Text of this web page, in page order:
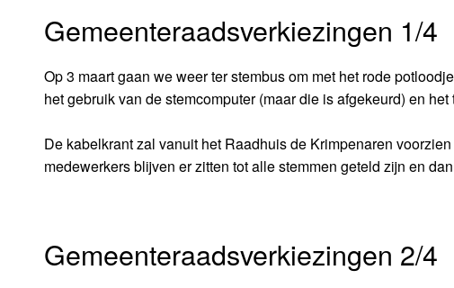
Gemeenteraadsverkiezingen 1/4
Op 3 maart gaan we weer ter stembus om met het rode
het gebruik van de stemcomputer (maar die is afgekeurd) en
De kabelkrant zal vanuit het Raadhuis de Krimpenaren
medewerkers blijven er zitten tot alle stemmen geteld zijn en
Gemeenteraadsverkiezingen 2/4